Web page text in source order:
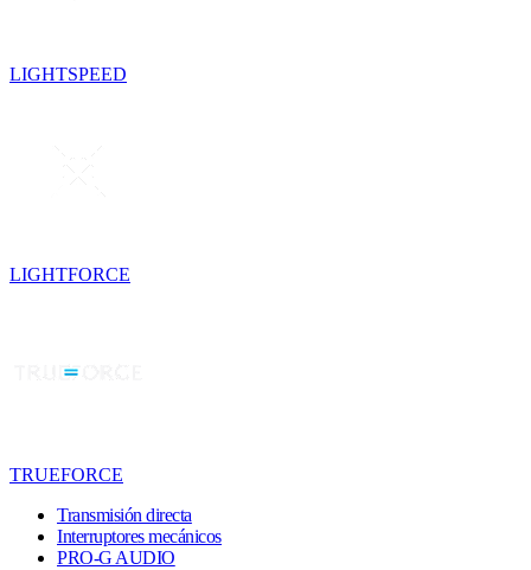
LIGHTSPEED
LIGHTFORCE
TRUEFORCE
Transmisión directa
Interruptores mecánicos
PRO-G AUDIO